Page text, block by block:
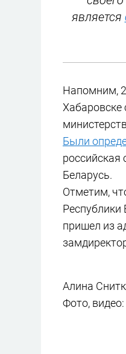
является
Напомним,
Хабаровске
Были
российская
Беларусь.
Отметим,
Республики
пришел из
Алина
Фото,